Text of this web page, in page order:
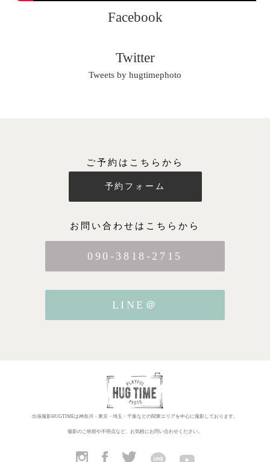
Facebook
Twitter
Tweets by hugtimephoto
ご予約はこちらから
予約フォーム
お問い合わせはこちらから
090-3818-2715
LINE＠
出張撮影HUGTIMEは神奈川・東京・埼玉・千葉などの関東エリアを中心に撮影しております。
撮影のご依頼や不明点など、お気軽にお問い合わせください。